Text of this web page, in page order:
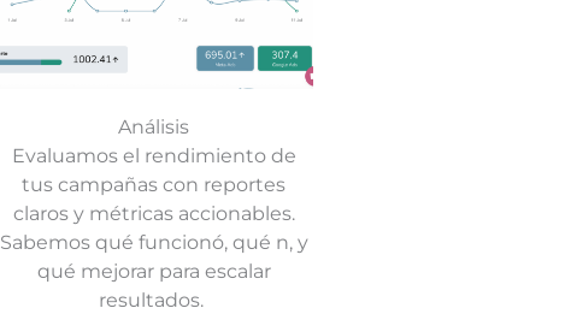
Análisis
Evaluamos el rendimiento de
tus campañas con reportes
claros y métricas accionables.
Sabemos qué funcionó, qué n, y
qué mejorar para escalar
resultados.